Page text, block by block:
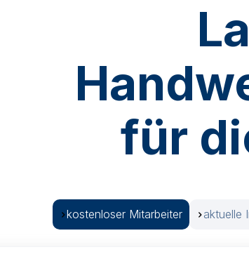
für
kostenloser Mitarbeiter aktuelle